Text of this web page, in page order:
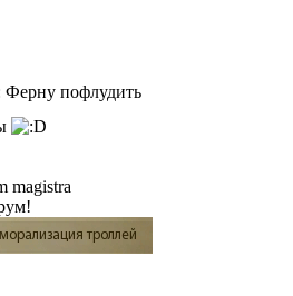
Ферну пофлудить
magistra